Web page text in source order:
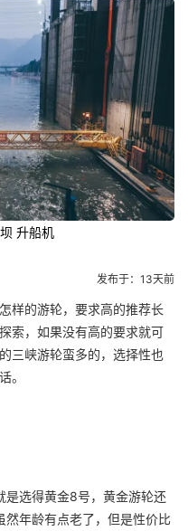
升船机
发布于：13天前
样的游轮，要求高的推荐长
索，如果没有高的要求就可
三峡游轮蛮多的，选择性也
。
是选得黄金8号，黄金游轮还
然年龄有点老了，但是性价比